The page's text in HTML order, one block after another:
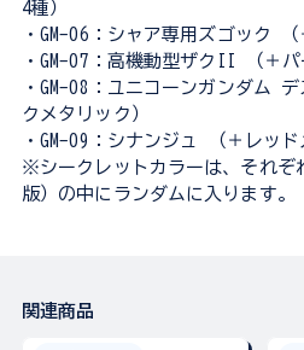
4種）
・GM-06：シャア専用ズゴック
・GM-07：高機動型ザクII （＋パ
・GM-08：ユニコーンガンダム
クメタリック）
・GM-09：シナンジュ （＋レッド
※シークレットカラーは、それぞ
版）の中にランダムに入ります。
関連商品